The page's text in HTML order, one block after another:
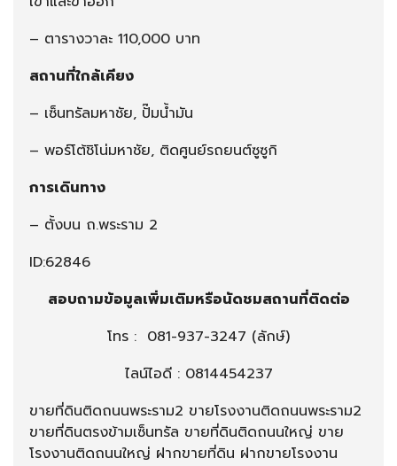
– ตารางวาละ 110,000 บาท
สถานที่ใกล้เคียง
– เซ็นทรัลมหาชัย, ปั๊มน้ำมัน
– พอร์โต้ชิโน่มหาชัย, ติดศูนย์รถยนต์ซูซูกิ
การเดินทาง
– ตั้งบน ถ.พระราม 2
ID:62846
สอบถามข้อมูลเพิ่มเติมหรือนัดชมสถานที่ติดต่อ
โทร : 081-937-3247 (ลักษ์)
ไลน์ไอดี : 0814454237
ขายที่ดินติดถนนพระราม2 ขายโรงงานติดถนนพระราม2
ขายที่ดินตรงข้ามเซ็นทรัล ขายที่ดินติดถนนใหญ่ ขาย
โรงงานติดถนนใหญ่ ฝากขายที่ดิน ฝากขายโรงงาน